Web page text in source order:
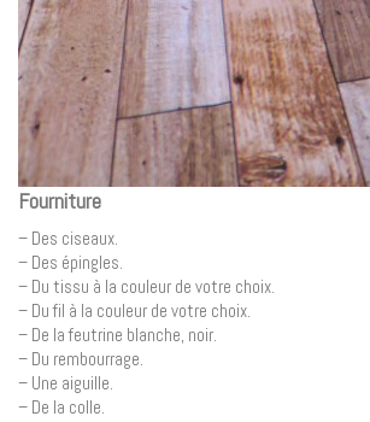
Fourniture
– Des ciseaux.
– Des épingles.
– Du tissu à la couleur de votre choix.
– Du fil à la couleur de votre choix.
– De la feutrine blanche, noir.
– Du rembourrage.
– Une aiguille.
– De la colle.